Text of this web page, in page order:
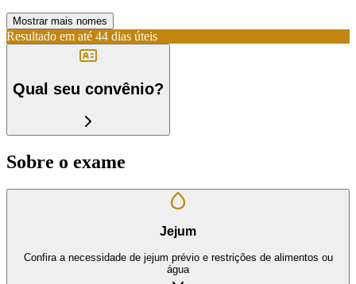
Mostrar mais nomes
Resultado em até 44 dias úteis
Qual seu convênio?
Sobre o exame
Jejum
Confira a necessidade de jejum prévio e restrições de alimentos ou
água